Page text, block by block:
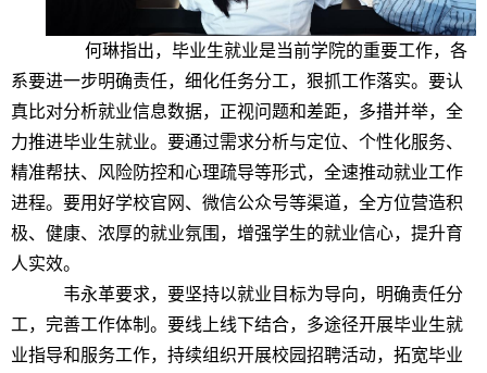
何琳指出，毕业生就业是当前学院的重要工作，各
系要进一步明确责任，细化任务分工，狠抓工作落实。要认
真比对分析就业信息数据，正视问题和差距，多措并举，全
力推进毕业生就业。要通过需求分析与定位、个性化服务、
精准帮扶、风险防控和心理疏导等形式，全速推动就业工作
进程。要用好学校官网、微信公众号等渠道，全方位营造积
极、健康、浓厚的就业氛围，增强学生的就业信心，提升育
人实效。
韦永革要求，要坚持以就业目标为导向，明确责任分
工，完善工作体制。要线上线下结合，多途径开展毕业生就
业指导和服务工作，持续组织开展校园招聘活动，拓宽毕业